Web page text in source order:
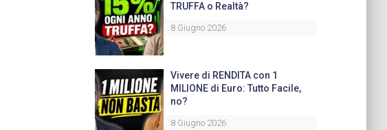
TRUFFA o Realtà?
8 Giugno 2026
Vivere di RENDITA con 1
MILIONE di Euro: Tutto Facile,
no?
8 Giugno 2026